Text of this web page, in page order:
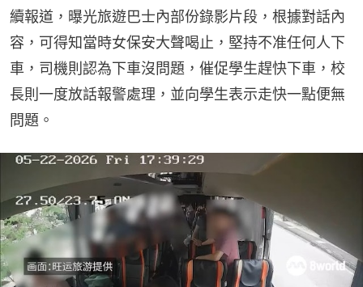
續報道，曝光旅遊巴士內部份錄影片段，根據對話內
容，可得知當時女保安大聲喝止，堅持不准任何人下
車，司機則認為下車沒問題，催促學生趕快下車，校
長則一度放話報警處理，並向學生表示走快一點便無
問題。